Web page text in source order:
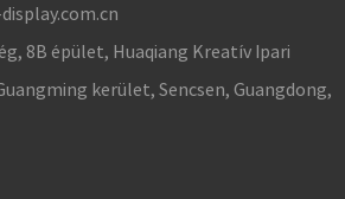
8B épület, Huaqiang Kreatív Ipari
kerület, Sencsen, Guangdong,